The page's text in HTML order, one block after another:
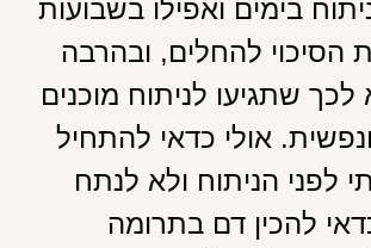
בימים ואפילו בשבועות
להחלים, ובהרבה
שתגיעו לניתוח מוכנים
אולי כדאי להתחיל
לפני הניתוח ולא לנתח
להכין דם בתרומה